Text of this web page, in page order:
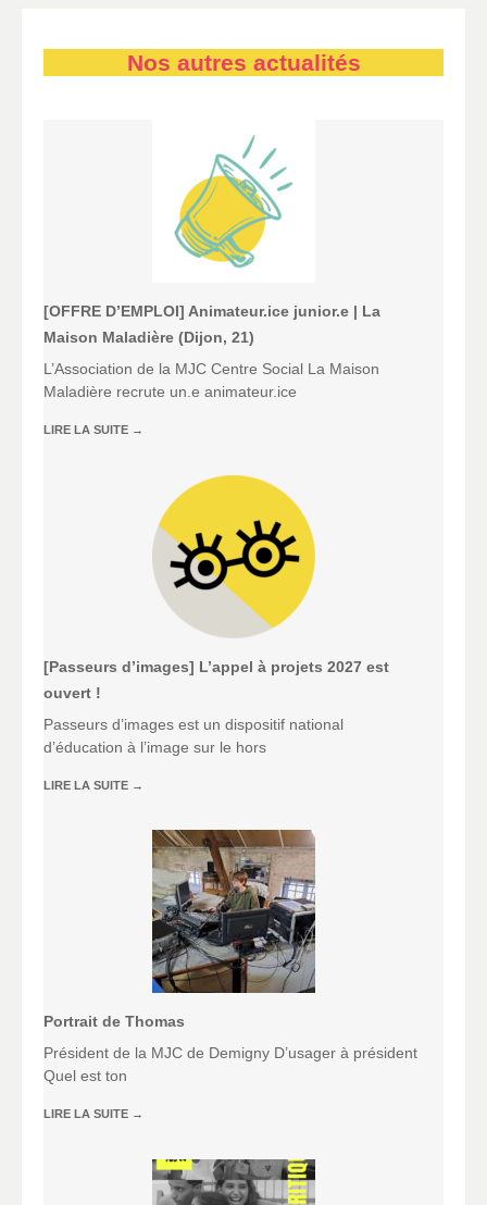
Nos autres actualités
[OFFRE D’EMPLOI] Animateur.ice junior.e | La
Maison Maladière (Dijon, 21)
L’Association de la MJC Centre Social La Maison
Maladière recrute un.e animateur.ice
LIRE LA SUITE →
[Passeurs d’images] L’appel à projets 2027 est
ouvert !
Passeurs d’images est un dispositif national
d’éducation à l’image sur le hors
LIRE LA SUITE →
Portrait de Thomas
Président de la MJC de Demigny D’usager à président
Quel est ton
LIRE LA SUITE →